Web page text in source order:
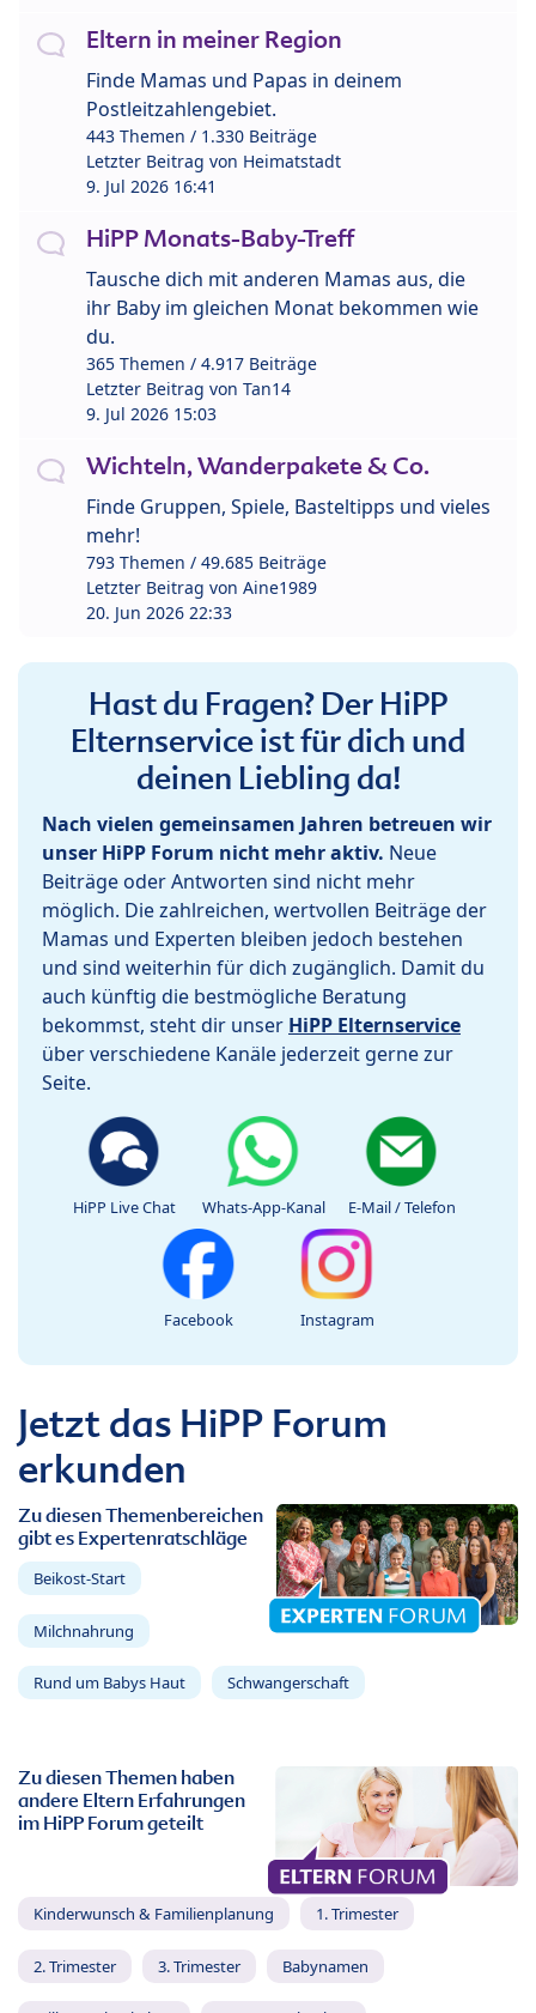
Eltern in meiner Region
Finde Mamas und Papas in deinem
Postleitzahlengebiet.
443 Themen / 1.330 Beiträge
Letzter Beitrag von Heimatstadt
9. Jul 2026 16:41
HiPP Monats-Baby-Treff
Tausche dich mit anderen Mamas aus, die
ihr Baby im gleichen Monat bekommen wie
du.
365 Themen / 4.917 Beiträge
Letzter Beitrag von Tan14
9. Jul 2026 15:03
Wichteln, Wanderpakete & Co.
Finde Gruppen, Spiele, Basteltipps und vieles
mehr!
793 Themen / 49.685 Beiträge
Letzter Beitrag von Aine1989
20. Jun 2026 22:33
Hast du Fragen? Der HiPP
Elternservice ist für dich und
deinen Liebling da!
Nach vielen gemeinsamen Jahren betreuen wir
unser HiPP Forum nicht mehr aktiv. Neue
Beiträge oder Antworten sind nicht mehr
möglich. Die zahlreichen, wertvollen Beiträge der
Mamas und Experten bleiben jedoch bestehen
und sind weiterhin für dich zugänglich. Damit du
auch künftig die bestmögliche Beratung
bekommst, steht dir unser HiPP Elternservice
über verschiedene Kanäle jederzeit gerne zur
Seite.
HiPP Live Chat Whats-App-Kanal E-Mail / Telefon
Facebook Instagram
Jetzt das HiPP Forum
erkunden
Zu diesen Themenbereichen
gibt es Expertenratschläge
Beikost-Start
Milchnahrung
Rund um Babys Haut Schwangerschaft
Zu diesen Themen haben
andere Eltern Erfahrungen
im HiPP Forum geteilt
Kinderwunsch & Familienplanung 1. Trimester
2. Trimester 3. Trimester Babynamen